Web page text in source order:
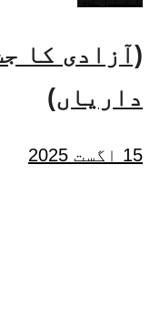
(آزادی کا
داریاں)
15 اگست 2025